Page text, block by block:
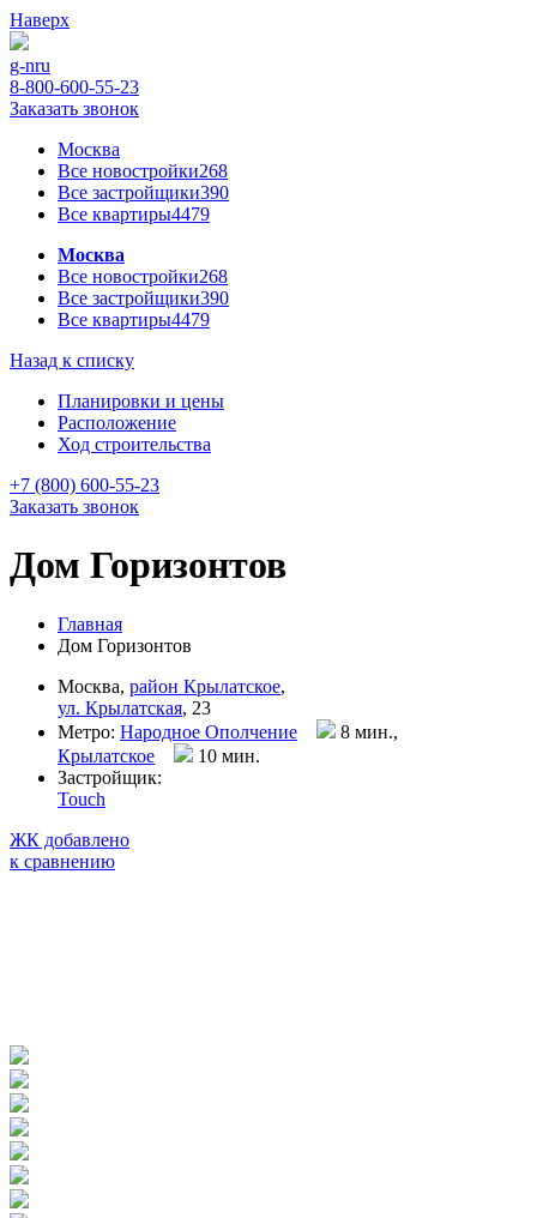
Наверх
g-nru
8-800-600-55-23
Заказать звонок
Москва
Все новостройки268
Все застройщики390
Все квартиры4479
Москва
Все новостройки268
Все застройщики390
Все квартиры4479
Назад к списку
Планировки и цены
Расположение
Ход строительства
+7 (800) 600-55-23
Заказать звонок
Дом Горизонтов
Главная
Дом Горизонтов
Москва, район Крылатское,
ул. Крылатская, 23
Метро: Народное Ополчение
8 мин.,
Крылатское
10 мин.
Застройщик:
Touch
ЖК добавлено
к сравнению